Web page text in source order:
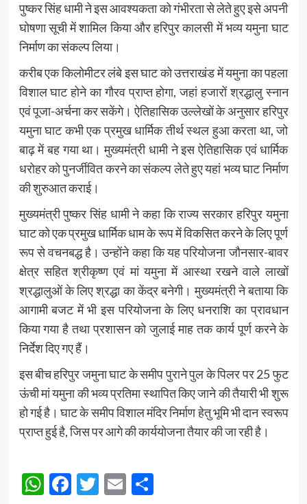
पुष्कर सिंह धामी ने इस आवश्यकता को गंभीरता से लेते हुए इसे अपनी
घोषणा सूची में शामिल किया और हरिपुर कालसी में भव्य यमुना घाट
निर्माण का संकल्प लिया।
करीब एक किलोमीटर लंबे इस घाट को उत्तराखंड में यमुना का पहला
विशाल घाट होने का गौरव प्राप्त होगा, जहां हजारों श्रद्धालु स्नान
एवं पूजा-अर्चना कर सकेंगे। ऐतिहासिक उल्लेखों के अनुसार हरिपुर
यमुना घाट कभी एक प्रमुख धार्मिक तीर्थ स्थल हुआ करता था, जो
बाढ़ में बह गया था। मुख्यमंत्री धामी ने इस ऐतिहासिक एवं धार्मिक
धरोहर को पुनर्जीवित करने का संकल्प लेते हुए यहां भव्य घाट निर्माण
की शुरुआत कराई।
मुख्यमंत्री पुष्कर सिंह धामी ने कहा कि राज्य सरकार हरिपुर यमुना
घाट को एक प्रमुख धार्मिक धाम के रूप में विकसित करने के लिए पूर्ण
रूप से वचनबद्ध है। उन्होंने कहा कि यह परियोजना जौनसार-बावर
क्षेत्र सहित श्रीकृष्ण एवं मां यमुना में आस्था रखने वाले लाखों
श्रद्धालुओं के लिए श्रद्धा का केंद्र बनेगी। मुख्यमंत्री ने बताया कि
आगामी बजट में भी इस परियोजना के लिए धनराशि का प्रावधान
किया गया है तथा प्रशासन को जुलाई माह तक कार्य पूर्ण करने के
निर्देश दिए गए हैं।
इस बीच हरिपुर जमुना घाट के समीप पुराने पुल के पिलर पर 25 फुट
ऊंची मां यमुना की भव्य प्रतिमा स्थापित किए जाने की तैयारी भी शुरू
हो गई है। घाट के समीप विशाल मंदिर निर्माण हेतु भूमि भी दान स्वरूप
प्राप्त हुई है, जिस पर आगे की कार्ययोजना तैयार की जा रही है।
Post
navigation
WhatsApp
Facebook
Twitter
EmailShare